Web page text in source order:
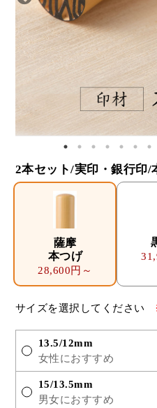
2本セット/実印・銀行印/
薩摩
本つげ
28,600円～
サイズを選択してください
13.5/12mm
女性におすすめ
15/13.5mm
男女におすすめ